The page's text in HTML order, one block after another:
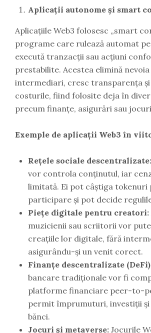
Aplicații autonome și smart
Aplicațiile Web3 folosesc „smart
programe care rulează automat pe
execută tranzacții sau acțiuni
prestabilite. Acestea elimină nevoia
intermediari, cresc transparența
costurile, fiind folosite deja în
precum finanțe, asigurări sau
Exemple de aplicații Web3 în
Rețele sociale descentralizate:
vor controla conținutul, iar
limitată. Ei pot câștiga tokenuri
participare și pot decide
Piețe digitale pentru creatori:
muzicienii sau scriitorii vor
creațiile lor digitale, fără
asigurându-și un venit corect.
Finanțe descentralizate
bancare tradiționale vor fi
platforme financiare peer-to-
permit împrumuturi, investiții
bănci.
Jocuri și metaverse: Jocurile